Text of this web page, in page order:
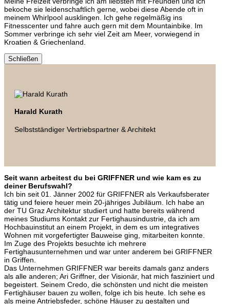
bekoche sie leidenschaftlich gerne, wobei diese Abende oft in
meinem Whirlpool ausklingen. Ich gehe regelmäßig ins
Fitnesscenter und fahre auch gern mit dem Mountainbike. Im
Sommer verbringe ich sehr viel Zeit am Meer, vorwiegend in
Kroatien & Griechenland.
Schließen
Harald Kurath
Selbstständiger Vertriebspartner & Architekt
Seit wann arbeitest du bei GRIFFNER und wie kam es zu
deiner Berufswahl?
Ich bin seit 01. Jänner 2002 für GRIFFNER als Verkaufsberater
tätig und feiere heuer mein 20-jähriges Jubiläum. Ich habe an
der TU Graz Architektur studiert und hatte bereits während
meines Studiums Kontakt zur Fertighausindustrie, da ich am
Hochbauinstitut an einem Projekt, in dem es um integratives
Wohnen mit vorgefertigter Bauweise ging, mitarbeiten konnte.
Im Zuge des Projekts besuchte ich mehrere
Fertighausunternehmen und war unter anderem bei GRIFFNER
in Griffen.
Das Unternehmen GRIFFNER war bereits damals ganz anders
als alle anderen; Ari Griffner, der Visionär, hat mich fasziniert und
begeistert. Seinem Credo, die schönsten und nicht die meisten
Fertighäuser bauen zu wollen, folge ich bis heute. Ich sehe es
als meine Antriebsfeder, schöne Häuser zu gestalten und